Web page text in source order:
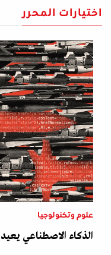
اختيارات المحرر
علوم وتكنولوجيا
الذكاء الاصطناعي